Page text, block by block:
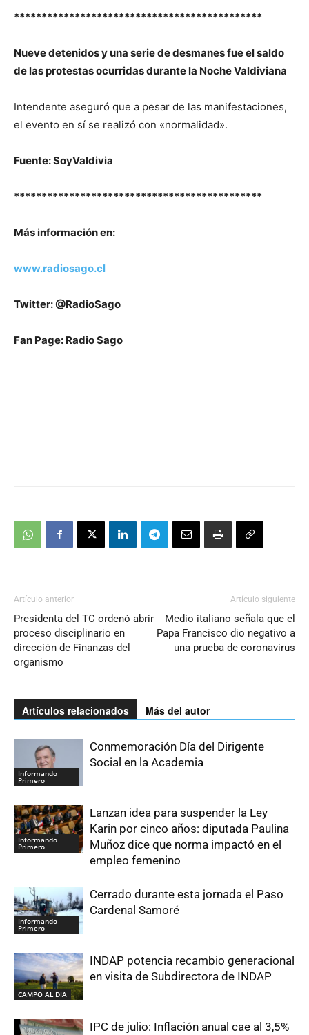
*********************************************
Nueve detenidos y una serie de desmanes fue el saldo
de las protestas ocurridas durante la Noche Valdiviana
Intendente aseguró que a pesar de las manifestaciones,
el evento en sí se realizó con «normalidad».
Fuente: SoyValdivia
*********************************************
Másinformaciónen:
www.radiosago.cl
Twitter: @RadioSago
Fan Page: Radio Sago
Artículo anterior
Presidenta del TC ordenó abrir
proceso disciplinario en
dirección de Finanzas del
organismo
Artículo siguiente
Medio italiano señala que el
Papa Francisco dio negativo a
una prueba de coronavirus
Artículos relacionados Más del autor
Informando
Primero
Conmemoración Día del Dirigente
Social en la Academia
Informando
Primero
Lanzan idea para suspender la Ley
Karin por cinco años: diputada Paulina
Muñoz dice que norma impactó en el
empleo femenino
Informando
Primero
Cerrado durante esta jornada el Paso
Cardenal Samoré
CAMPO AL DIA
INDAP potencia recambio generacional
en visita de Subdirectora de INDAP
IPC de julio: Inflación anual cae al 3,5%